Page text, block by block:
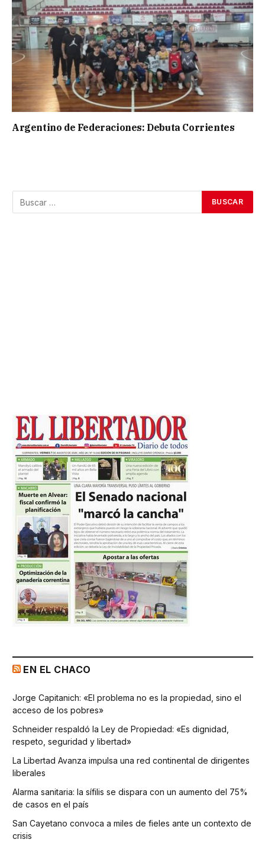
Argentino de Federaciones: Debuta Corrientes
EN EL CHACO
Jorge Capitanich: «El problema no es la propiedad, sino el
acceso de los pobres»
Schneider respaldó la Ley de Propiedad: «Es dignidad,
respeto, seguridad y libertad»
La Libertad Avanza impulsa una red continental de dirigentes
liberales
Alarma sanitaria: la sífilis se dispara con un aumento del 75%
de casos en el país
San Cayetano convoca a miles de fieles ante un contexto de
crisis